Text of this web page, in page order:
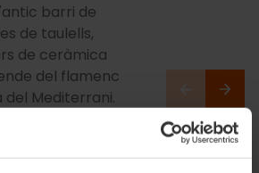
barri de
de taulells,
de ceràmica
del flamenc
Mediterrani.